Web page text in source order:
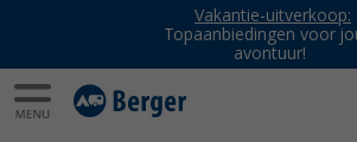
Vakantie-uitverkoop:
Topaanbiedingen voor
avontuur!